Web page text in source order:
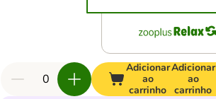
Adicionar
ao
carrinho
Adicionar
ao
carrinho